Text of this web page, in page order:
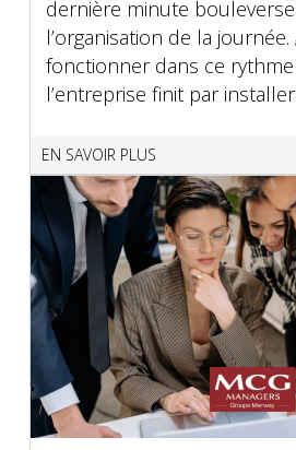
dernière minute
l’organisation de la
fonctionner dans ce
l’entreprise finit par
EN SAVOIR PLUS